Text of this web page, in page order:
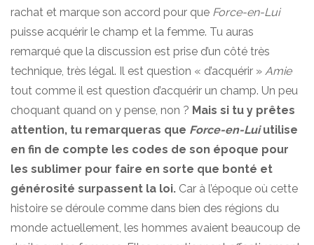
rachat et marque son accord pour que Force-en-Lui
puisse acquérir le champ et la femme. Tu auras
remarqué que la discussion est prise d’un côté très
technique, très légal. Il est question « d’acquérir » Amie
tout comme il est question d’acquérir un champ. Un peu
choquant quand on y pense, non ? Mais si tu y prêtes
attention, tu remarqueras que Force-en-Luiutilise
en fin de compte les codes de son époque pour
les sublimer pour faire en sorte que bonté et
générosité surpassent la loi. Car à l’époque où cette
histoire se déroule comme dans bien des régions du
monde actuellement, les hommes avaient beaucoup de